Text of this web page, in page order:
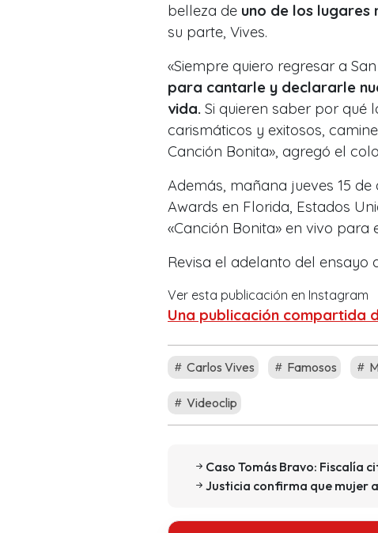
belleza de uno de los lugares
su parte, Vives.
«Siempre quiero regresar a San
para cantarle y declararle
vida. Si quieren saber por qué
carismáticos y exitosos,
Canción Bonita», agregó el
Además, mañana jueves 15
Awards en Florida, Estados
«Canción Bonita» en vivo para
Revisa el adelanto del ensayo
Ver esta publicación en Instagram
Una publicación compartida
Carlos Vives Famosos
Videoclip
Caso Tomás Bravo: Fiscalía
Justicia confirma que mujer